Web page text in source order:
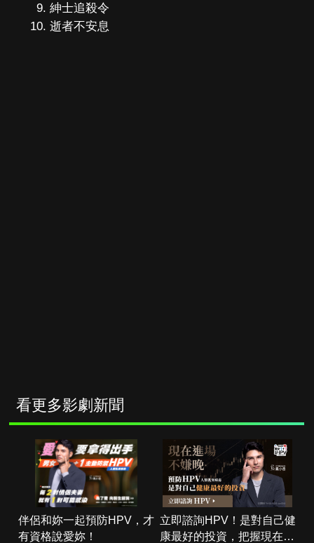
紳士追殺令
逝者不安息
看更多影劇新聞
伴侶和妳一起預防HPV，才
有資格說愛妳！
立即諮詢HPV！是對自己健
康最好的投資，把握現在不